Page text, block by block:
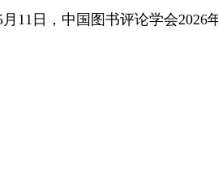
月11日，中国图书评论学会